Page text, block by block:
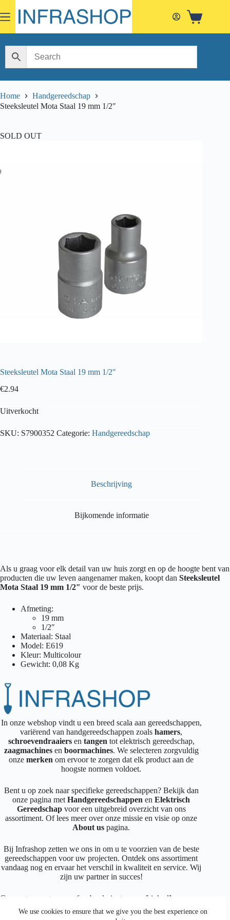
to
content
We use cookies to ensure that we give you the best experience on
Shopping
Home
Handgereedschap
Steeksleutel Mota Staal 19 mm 1/2″
SOLD OUT
Steeksleutel Mota Staal 19 mm 1/2″
€2.94
Uitverkocht
SKU: S7900352 Categorie: Handgereedschap
Beschrijving
Bijkomende informatie
Als u graag voor elk detail van uw huis zorgt en op de hoogte bent van
producten die uw leven aangenamer maken, koopt dan Steeksleutel
Mota Staal 19 mm 1/2″ voor de beste prijs.
Afmeting:
19 mm
1/2″
Materiaal: Staal
Model: E619
Kleur: Multicolour
Gewicht: 0,08 Kg
In onze webshop vindt u een breed scala aan gereedschappen,
variërend van handgereedschappen zoalshamers,
schroevendraaiersen tangen tot elektrisch gereedschap,
zaagmachines en boormachines. We selecteren zorgvuldig
onzemerkenom ervoor te zorgen dat elk product aan de
hoogste normen voldoet.
Bent u op zoek naar specifieke gereedschappen? Bekijk dan
onze pagina metHandgereedschappen enElektrisch
Gereedschapvoor een uitgebreid overzicht van ons
assortiment. Of lees meer over onze missie en visie op onze
About us pagina.
Bij Infrashop zetten we ons in om u te voorzien van de beste
gereedschappen voor uw projecten. Ontdek ons assortiment
vandaag nog en ervaar het verschil in kwaliteit en service. Wij
zijn uw partner in succes!
Connecteer met ons op facebook instagram LinkedIn